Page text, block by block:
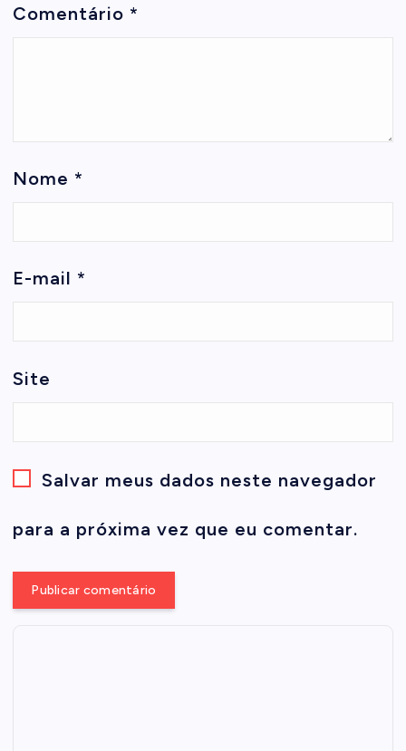
Comentário *
Nome *
E-mail *
Site
Salvar meus dados neste navegador
para a próxima vez que eu comentar.